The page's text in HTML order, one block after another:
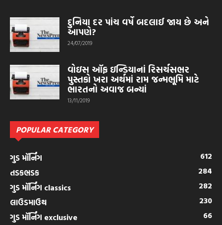
દુનિયા દર પાંચ વર્ષે બદલાઈ જાય છે અને
આપણે?
24/07/2019
વોઇસ ઑફ ઇન્ડિયાનાં રિસર્ચસભર
પુસ્તકો ખરા અર્થમાં રામ જન્મભૂમિ માટે
ભારતનો અવાજ બન્યાં
13/11/2019
POPULAR CATEGORY
ગુડ મૉર્નિંગ
612
તડકભડક
284
ગુડ મૉર્નિંગ classics
282
લાઉડમાઉથ
230
ગુડ મૉર્નિંગ exclusive
66